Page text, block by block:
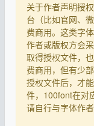
关于作者声明授
台（比如官网、
费商用。这类字
作者或版权方会
取得授权文件，
费商用，但有少
授权文件后，才
件，100font在对
请自行与字体作